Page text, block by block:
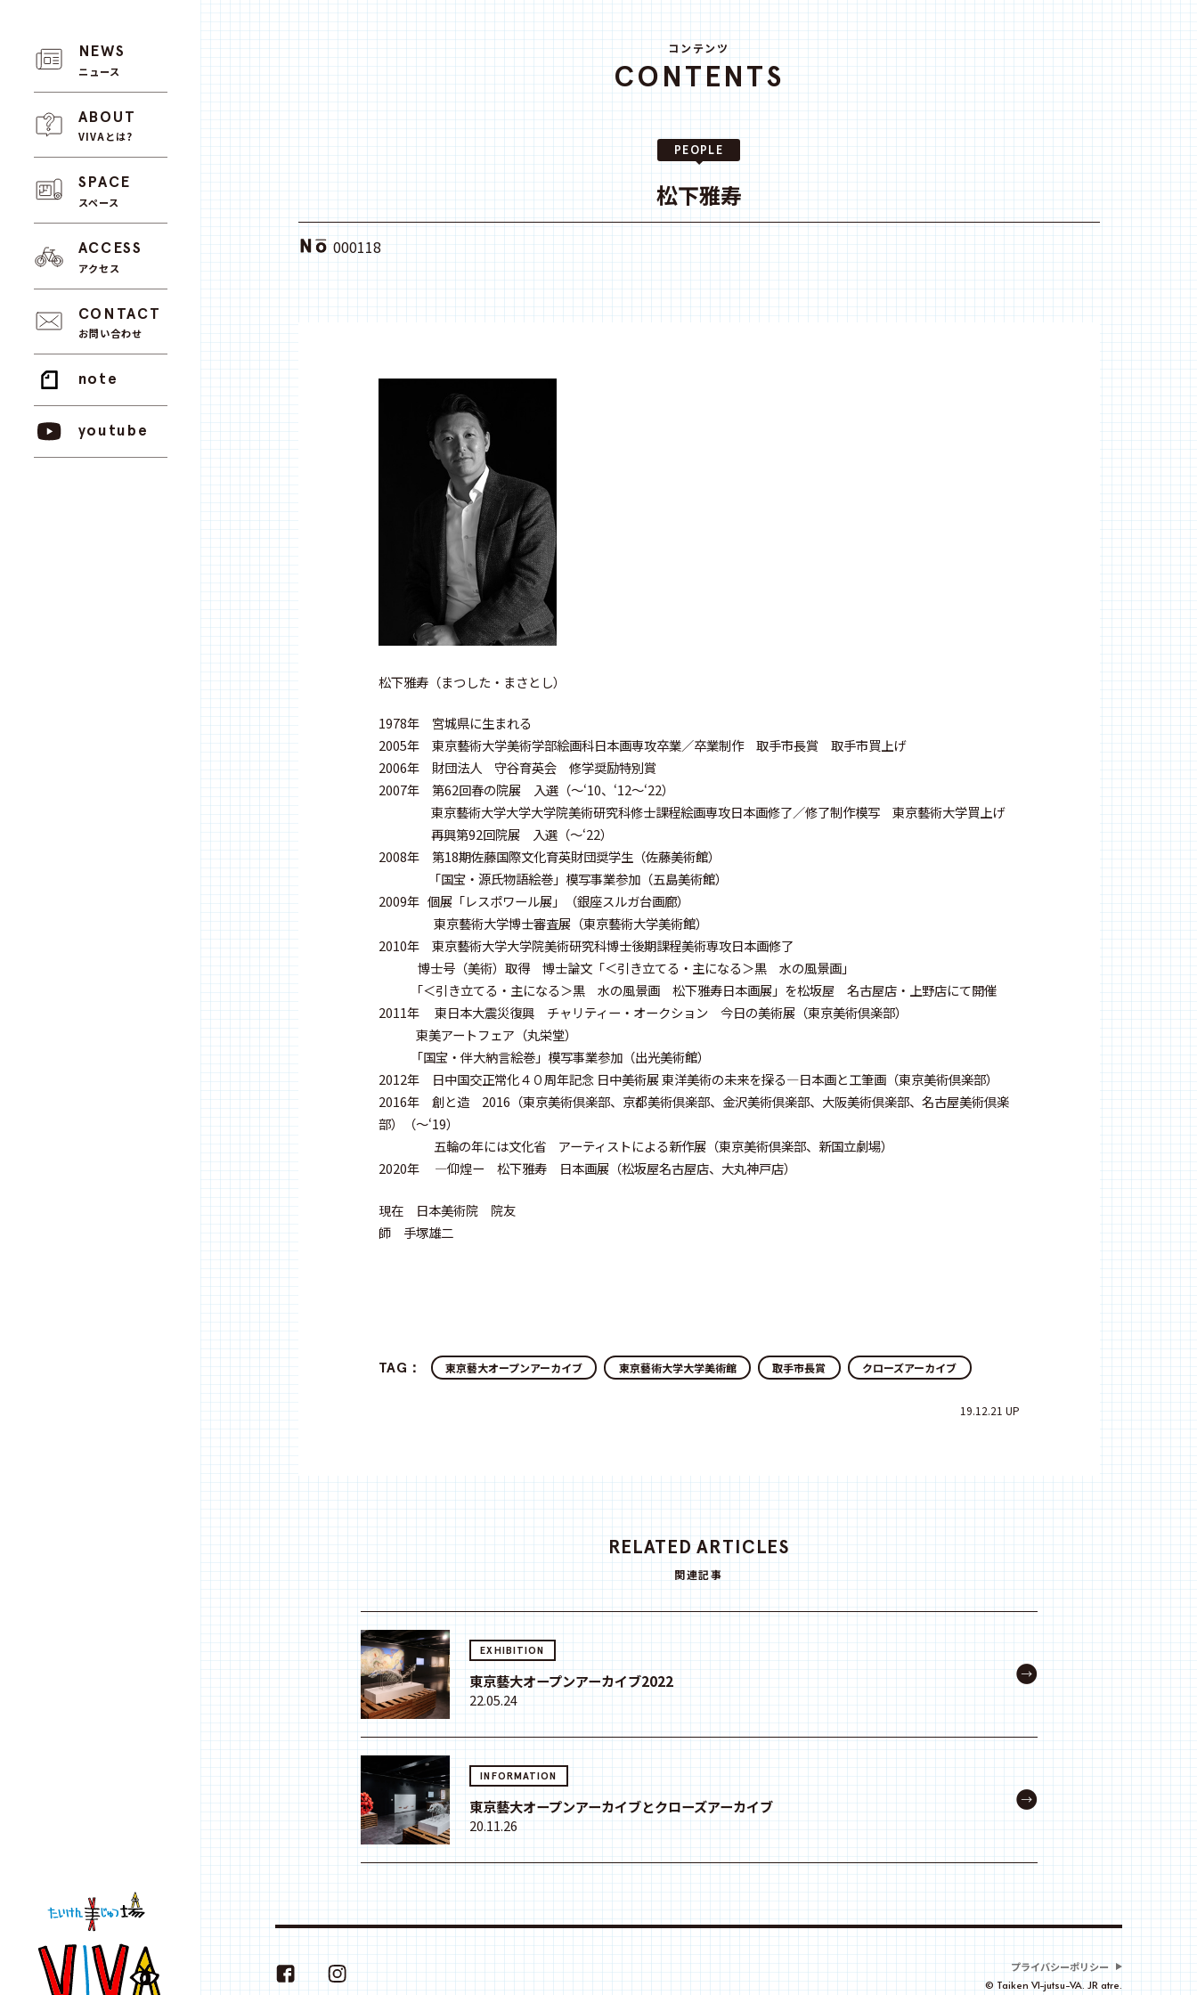
NEWS
ニュース
ABOUT
VIVAとは?
SPACE
スペース
ACCESS
アクセス
CONTACT
お問い合わせ
note
youtube
コンテンツ
CONTENTS
PEOPLE
松下雅寿
000118
松下雅寿（まつした・まさとし）
1978年 宮城県に生まれる
2005年 東京藝術大学美術学部絵画科日本画専攻卒業／卒業制作 取手市長賞 取手市買上げ
2006年 財団法人 守谷育英会 修学奨励特別賞
2007年 第62回春の院展 入選（〜‘10、‘12〜‘22）
東京藝術大学大学大学院美術研究科修士課程絵画専攻日本画修了／修了制作模写 東京藝術大学買上げ
再興第92回院展 入選（〜‘22）
2008年 第18期佐藤国際文化育英財団奨学生（佐藤美術館）
「国宝・源氏物語絵巻」模写事業参加（五島美術館）
2009年 個展「レスポワール展」（銀座スルガ台画廊）
東京藝術大学博士審査展（東京藝術大学美術館）
2010年 東京藝術大学大学院美術研究科博士後期課程美術専攻日本画修了
博士号（美術）取得 博士論文「＜引き立てる・主になる＞黒 水の風景画」
「＜引き立てる・主になる＞黒 水の風景画 松下雅寿日本画展」を松坂屋 名古屋店・上野店にて開催
2011年 東日本大震災復興 チャリティー・オークション 今日の美術展（東京美術倶楽部）
東美アートフェア（丸栄堂）
「国宝・伴大納言絵巻」模写事業参加（出光美術館）
2012年 日中国交正常化４０周年記念 日中美術展 東洋美術の未来を探る―日本画と工筆画（東京美術倶楽部）
2016年 創と造 2016（東京美術倶楽部、京都美術倶楽部、金沢美術倶楽部、大阪美術倶楽部、名古屋美術倶楽
部）（〜‘19）
五輪の年には文化省 アーティストによる新作展（東京美術倶楽部、新国立劇場）
2020年 ―仰煌ー 松下雅寿 日本画展（松坂屋名古屋店、大丸神戸店）
現在 日本美術院 院友
師 手塚雄二
TAG： 東京藝大オープンアーカイブ 東京藝術大学大学美術館 取手市長賞 クローズアーカイブ
19.12.21 UP
RELATED ARTICLES
関連記事
EXHIBITION
東京藝大オープンアーカイブ2022
22.05.24
INFORMATION
東京藝大オープンアーカイブとクローズアーカイブ
20.11.26
プライバシーポリシー
© Taiken VI-jutsu-VA. JR atre.